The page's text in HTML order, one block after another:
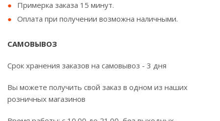
Примерка заказа 15 минут.
Оплата при получении возможна наличными.
САМОВЫВОЗ
Срок хранения заказов на самовывоз - 3 дня
Вы можете получить свой заказ в одном из наших
розничных магазинов